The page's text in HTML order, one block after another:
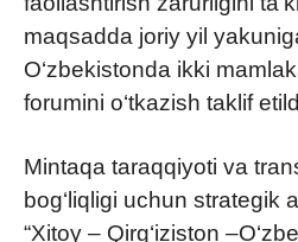
maqsadda joriy yil
O‘zbekistonda ikki
forumini o‘tkazish taklif
Mintaqa taraqqiyoti va
bog‘liqligi uchun strategik
“Xitoy – Qirg‘iziston